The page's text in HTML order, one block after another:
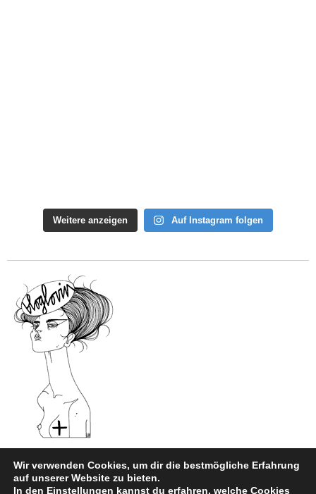
Weitere anzeigen Auf Instagram folgen
Wir verwenden Cookies, um dir die bestmögliche Erfahrung
auf unserer Website zu bieten.
In den Einstellungen kannst du erfahren, welche Cookies